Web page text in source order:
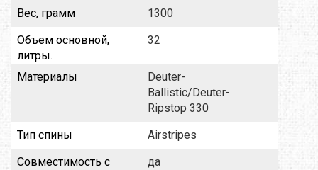
Вес, грамм
1300
Объем основной,
литры.
32
Материалы
Deuter-
Ballistic/Deuter-
Ripstop 330
Тип спины
Airstripes
Совместимость с
да